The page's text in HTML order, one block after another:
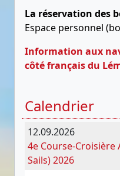
La réservation des
Espace personnel
Information aux
côté français du
Calendrier
12.09.2026
4e Course-Croisière
Sails) 2026